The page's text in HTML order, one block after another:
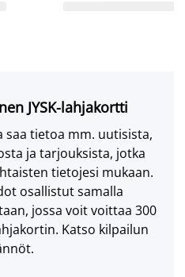
JYSK-lahjakortti
saa tietoa mm. uutisista,
ja tarjouksista, jotka
tietojesi mukaan.
osallistut samalla
jossa voit voittaa 300
Katso kilpailun